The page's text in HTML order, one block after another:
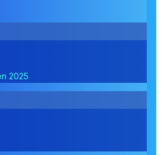
2025